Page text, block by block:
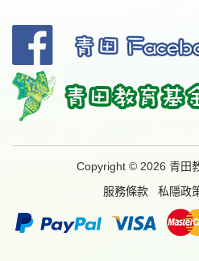
Copyright © 2026 青田
服務條款
私隱政